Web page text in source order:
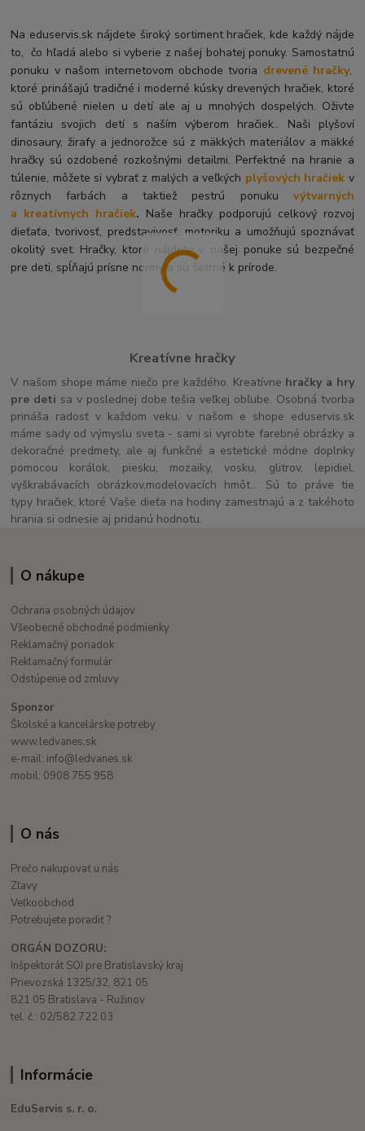
Na eduservis.sk nájdete široký sortiment hračiek, kde každý nájde
to, čo hľadá alebo si vyberie z našej bohatej ponuky. Samostatnú
ponuku v našom internetovom obchode tvoria drevené hračky,
ktoré prinášajú tradičné i moderné kúsky drevených hračiek, ktoré
sú obľúbené nielen u detí ale aj u mnohých dospelých. Oživte
fantáziu svojich detí s naším výberom hračiek.. Naši plyšoví
dinosaury, žirafy a jednorožce sú z mäkkých materiálov a mäkké
hračky sú ozdobené rozkošnými detailmi. Perfektné na hranie a
túlenie, môžete si vybrať z malých a veľkých plyšových hračiek v
rôznych farbách a taktiež pestrú ponuku výtvarných
a kreatívnych hračiek. Naše hračky podporujú celkový rozvoj
dieťaťa, tvorivosť, predstavivosť, motoriku a umožňujú spoznávať
okolitý svet. Hračky, ktoré nájdete v našej ponuke sú bezpečné
pre deti, spĺňajú prísne normy a sú šetrné k prírode.
Kreatívne hračky
V našom shope máme niečo pre každého. Kreatívne hračky a hry
pre deti sa v poslednej dobe tešia veľkej obľube. Osobná tvorba
prináša radosť v každom veku. v našom e shope eduservis.sk
máme sady od výmyslu sveta - sami si vyrobte farebné obrázky a
dekoračné predmety, ale aj funkčné a estetické módne doplnky
pomocou korálok, piesku, mozaiky, vosku, glitrov, lepidiel,
vyškrabávacích obrázkov,modelovacích hmôt... Sú to práve tie
typy hračiek, ktoré Vaše dieťa na hodiny zamestnajú a z takéhoto
hrania si odnesie aj pridanú hodnotu.
O nákupe
Ochrana osobných údajov
Všeobecné obchodné podmienky
Reklamačný poriadok
Reklamačný formulár
Odstúpenie od zmluvy
Sponzor
Školské a kancelárske potreby
www.ledvanes.sk
e-mail: info@ledvanes.sk
mobil: 0908 755 958
O nás
Prečo nakupovať u nás
Zľavy
Veľkoobchod
Potrebujete poradiť ?
ORGÁN DOZORU:
Inšpektorát SOI pre Bratislavský kraj
Prievozská 1325/32, 821 05
821 05 Bratislava - Ružinov
tel. č.: 02/582 722 03
Informácie
EduServis s. r. o.